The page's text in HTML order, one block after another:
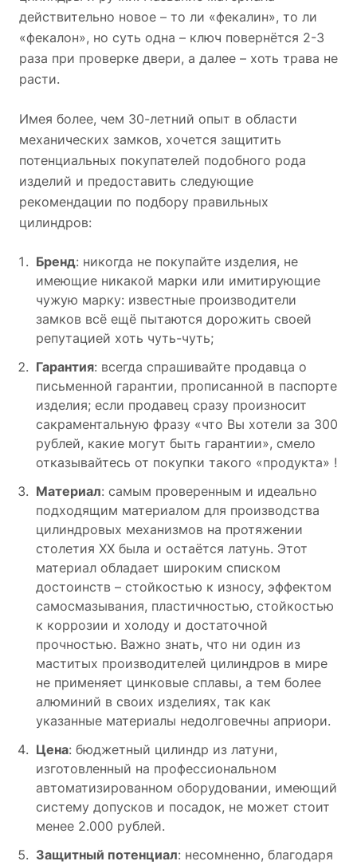
действительно новое – то ли «фекалин», то ли
«фекалон», но суть одна – ключ повернётся 2-3
раза при проверке двери, а далее – хоть трава не
расти.
Имея более, чем 30-летний опыт в области
механических замков, хочется защитить
потенциальных покупателей подобного рода
изделий и предоставить следующие
рекомендации по подбору правильных
цилиндров:
Бренд: никогда не покупайте изделия, не
имеющие никакой марки или имитирующие
чужую марку: известные производители
замков всё ещё пытаются дорожить своей
репутацией хоть чуть-чуть;
Гарантия: всегда спрашивайте продавца о
письменной гарантии, прописанной в паспорте
изделия; если продавец сразу произносит
сакраментальную фразу «что Вы хотели за 300
рублей, какие могут быть гарантии», смело
отказывайтесь от покупки такого «продукта» !
Материал: самым проверенным и идеально
подходящим материалом для производства
цилиндровых механизмов на протяжении
столетия XX была и остаётся латунь. Этот
материал обладает широким списком
достоинств – стойкостью к износу, эффектом
самосмазывания, пластичностью, стойкостью
к коррозии и холоду и достаточной
прочностью. Важно знать, что ни один из
маститых производителей цилиндров в мире
не применяет цинковые сплавы, а тем более
алюминий в своих изделиях, так как
указанные материалы недолговечны априори.
Цена: бюджетный цилиндр из латуни,
изготовленный на профессиональном
автоматизированном оборудовании, имеющий
систему допусков и посадок, не может стоит
менее 2.000 рублей.
Защитный потенциал: несомненно, благодаря